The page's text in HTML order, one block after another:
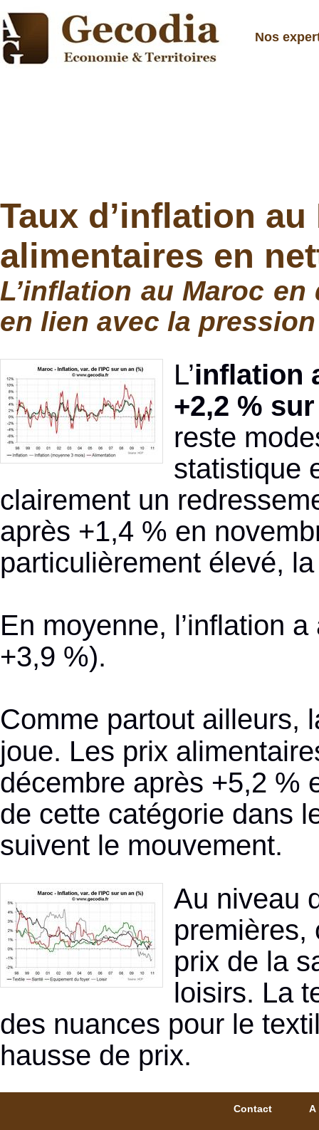
Nos
Taux d’inflation
alimentaires en
L’inflation au Maroc
en lien avec la
L’inflation
+2,2 %
reste
statistique
clairement un
après +1,4 % en
particulièrement élevé,
En moyenne, l’inflation
+3,9 %).
Comme partout ailleurs,
joue. Les prix
décembre après +5,2 %
de cette catégorie dans
suivent le mouvement.
Au niveau
premières,
prix de la
loisirs. La
des nuances pour le
hausse de prix.
Contact A